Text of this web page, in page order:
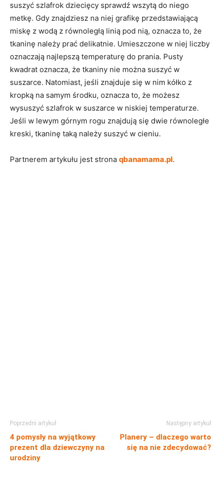
suszyć szlafrok dziecięcy sprawdź wszytą do niego
metkę. Gdy znajdziesz na niej grafikę przedstawiającą
miskę z wodą z równoległą linią pod nią, oznacza to, że
tkaninę należy prać delikatnie. Umieszczone w niej liczby
oznaczają najlepszą temperaturę do prania. Pusty
kwadrat oznacza, że tkaniny nie można suszyć w
suszarce. Natomiast, jeśli znajduje się w nim kółko z
kropką na samym środku, oznacza to, że możesz
wysuszyć szlafrok w suszarce w niskiej temperaturze.
Jeśli w lewym górnym rogu znajdują się dwie równoległe
kreski, tkaninę taką należy suszyć w cieniu.
Partnerem artykułu jest strona qbanamama.pl.
Poprzedni artykuł
4 pomysły na wyjątkowy
prezent dla dziewczyny na
urodziny
Następny artykuł
Planery – dlaczego warto
się na nie zdecydować?